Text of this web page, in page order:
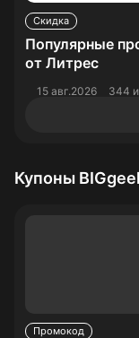
Скидка
Популярные
от Литрес
15 авг.2026 344
Купоны
Промокод